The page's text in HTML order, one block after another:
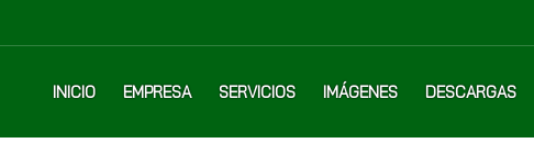
INICIO EMPRESA SERVICIOS IMÁGENES DESCARGAS